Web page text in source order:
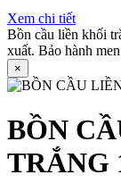
Xem chi tiết
Bồn cầu liền khối
xuất. Bảo hành
×
BỒN
TRẮNG